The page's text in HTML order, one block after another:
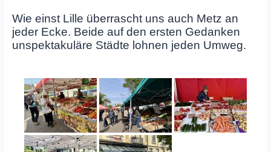
Wie einst Lille überrascht uns auch Metz an
jeder Ecke. Beide auf den ersten Gedanken
unspektakuläre Städte lohnen jeden Umweg.